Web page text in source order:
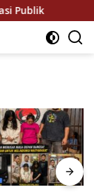
Sinergi